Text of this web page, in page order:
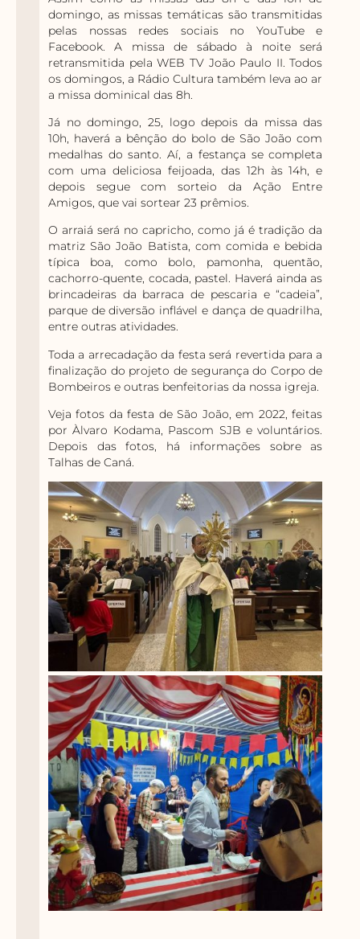
domingo, as missas temáticas são transmitidas
pelas nossas redes sociais no YouTube e
Facebook. A missa de sábado à noite será
retransmitida pela WEB TV João Paulo II. Todos
os domingos, a Rádio Cultura também leva ao ar
a missa dominical das 8h.
Já no domingo, 25, logo depois da missa das
10h, haverá a bênção do bolo de São João com
medalhas do santo. Aí, a festança se completa
com uma deliciosa feijoada, das 12h às 14h, e
depois segue com sorteio da Ação Entre
Amigos, que vai sortear 23 prêmios.
O arraiá será no capricho, como já é tradição da
matriz São João Batista, com comida e bebida
típica boa, como bolo, pamonha, quentão,
cachorro-quente, cocada, pastel. Haverá ainda as
brincadeiras da barraca de pescaria e “cadeia”,
parque de diversão inflável e dança de quadrilha,
entre outras atividades.
Toda a arrecadação da festa será revertida para a
finalização do projeto de segurança do Corpo de
Bombeiros e outras benfeitorias da nossa igreja.
Veja fotos da festa de São João, em 2022, feitas
por Àlvaro Kodama, Pascom SJB e voluntários.
Depois das fotos, há informações sobre as
Talhas de Caná.